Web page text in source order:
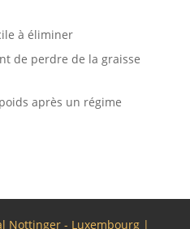
à éliminer
de perdre de la graisse
après un régime
Nottinger - Luxembourg |